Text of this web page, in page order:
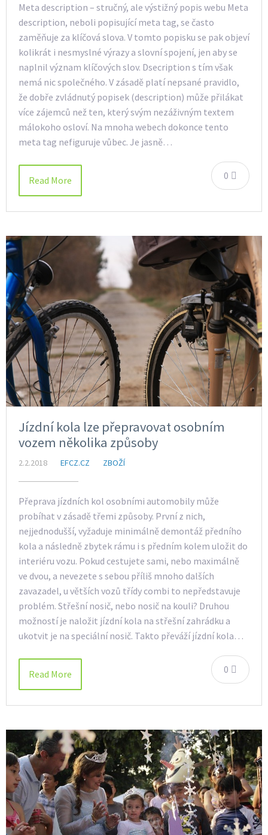
Meta description – stručný, ale výstižný popis webu Meta
description, neboli popisující meta tag, se často
zaměňuje za klíčová slova. V tomto popisku se pak objeví
kolikrát i nesmyslné výrazy a slovní spojení, jen aby se
naplnil význam klíčových slov. Dsecription s tím však
nemá nic společného. V zásadě platí nepsané pravidlo,
že dobře zvládnutý popisek (description) může přilákat
více zájemců než ten, který svým nezáživným textem
málokoho osloví. Na mnoha webech dokonce tento
meta tag nefiguruje vůbec. Je jasně…
0
Read More
Jízdní kola lze přepravovat osobním
vozem několika způsoby
2.2.2018 EFCZ.CZ ZBOŽÍ
Přeprava jízdních kol osobními automobily může
probíhat v zásadě třemi způsoby. První z nich,
nejjednodušší, vyžaduje minimálně demontáž předního
kola a následně zbytek rámu i s předním kolem uložit do
interiéru vozu. Pokud cestujete sami, nebo maximálně
ve dvou, a nevezete s sebou příliš mnoho dalších
zavazadel, u větších vozů třídy combi to nepředstavuje
problém. Střešní nosič, nebo nosič na kouli? Druhou
možností je naložit jízdní kola na střešní zahrádku a
ukotvit je na speciální nosič. Takto převáží jízdní kola…
0
Read More